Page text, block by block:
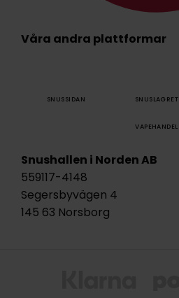
Våra andra plattformar
SNUSSIDAN SNUSLAGRET
VAPEHANDEL
Snushallen i Norden AB
559117-4148
Segersbyvägen 4
145 63 Norsborg